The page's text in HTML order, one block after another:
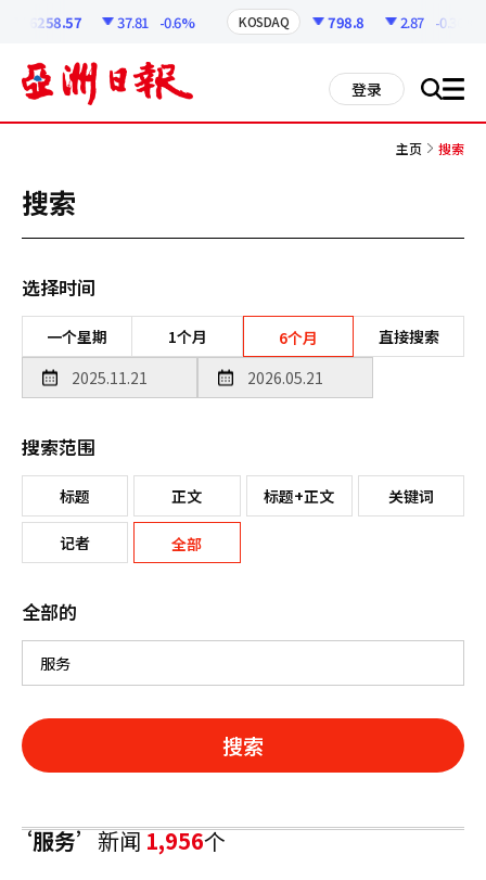
6258.57 37.81 -0.6% KOSDAQ 798.8 2.87 -0.36%
登录 搜 all
主页 搜索
搜索
选择时间
一个星期 1个月 6个月 直接搜索
搜索范围
标题 正文 标题+正文 关键词
记者 全部
全部的
搜索
‘服务’新闻1,956个